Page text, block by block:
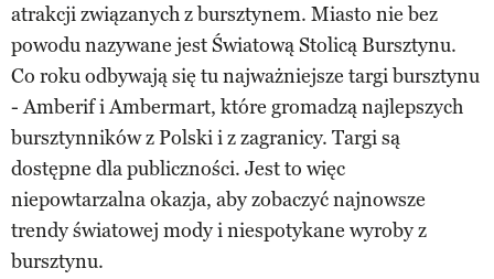
atrakcji związanych z bursztynem. Miasto nie bez
powodu nazywane jest Światową Stolicą Bursztynu.
Co roku odbywają się tu najważniejsze targi bursztynu
- Amberif i Ambermart, które gromadzą najlepszych
bursztynników z Polski i z zagranicy. Targi są
dostępne dla publiczności. Jest to więc
niepowtarzalna okazja, aby zobaczyć najnowsze
trendy światowej mody i niespotykane wyroby z
bursztynu.